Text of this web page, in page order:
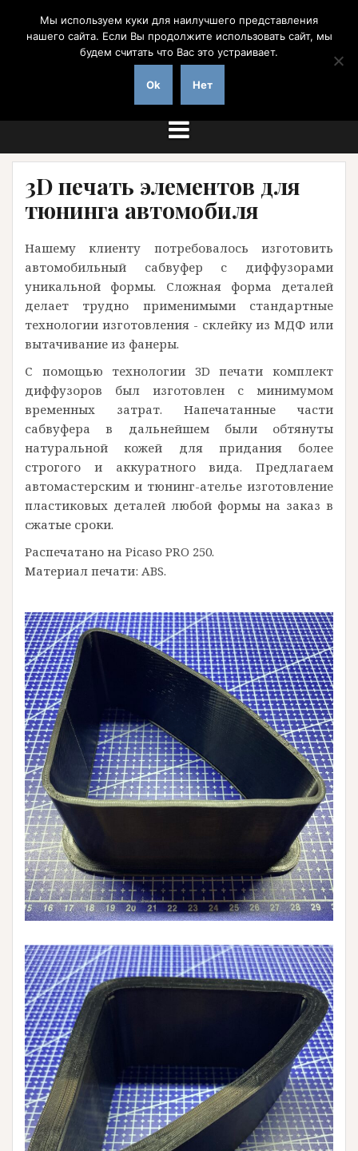
содержимому
на заказ с доставкой по России
3D печать элементов для
тюнинга автомобиля
Нашему клиенту потребовалось изготовить
автомобильный сабвуфер с диффузорами
уникальной формы. Сложная форма деталей
делает трудно применимыми стандартные
технологии изготовления - склейку из МДФ или
вытачивание из фанеры.
С помощью технологии 3D печати комплект
диффузоров был изготовлен с минимумом
временных затрат. Напечатанные части
сабвуфера в дальнейшем были обтянуты
натуральной кожей для придания более
строгого и аккуратного вида. Предлагаем
автомастерским и тюнинг-ателье изготовление
пластиковых деталей любой формы на заказ в
сжатые сроки.
Распечатано на Picaso PRO 250.
Материал печати: ABS.
Мы используем куки для наилучшего представления
нашего сайта. Если Вы продолжите использовать сайт, мы
будем считать что Вас это устраивает.
Ok Нет